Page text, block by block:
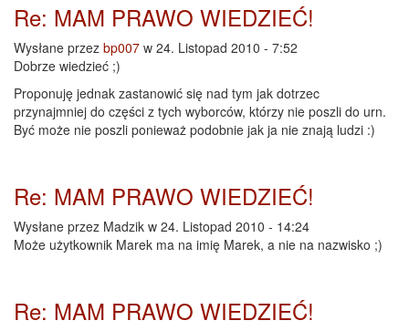
Re: MAM PRAWO WIEDZIEĆ!
Wysłane przez bp007 w 24. Listopad 2010 - 7:52
Dobrze wiedzieć ;)
Proponuję jednak zastanowić się nad tym jak dotrzec
przynajmniej do części z tych wyborców, którzy nie poszli do urn.
Być może nie poszli ponieważ podobnie jak ja nie znają ludzi :)
Re: MAM PRAWO WIEDZIEĆ!
Wysłane przez Madzik w 24. Listopad 2010 - 14:24
Może użytkownik Marek ma na imię Marek, a nie na nazwisko ;)
Re: MAM PRAWO WIEDZIEĆ!